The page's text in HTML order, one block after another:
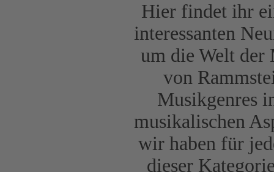
Hier findet ihr
interessanten
um die Welt der
von
Musikgenres
musikalischen
wir haben für
dieser